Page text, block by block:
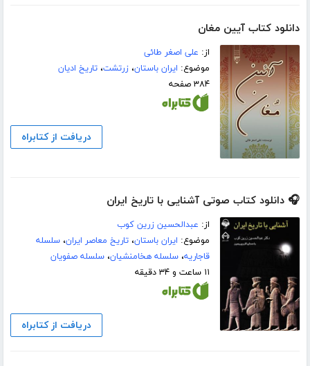
دانلود کتاب آیین مغان
از: علی اصغر طائی
موضوع: ایران باستان،زرتشت،تاریخ ادیان
۳۸۴ صفحه
دریافت از کتابراه
🎧 دانلود کتاب صوتی آشنایی با تاریخ ایران
از: عبدالحسین زرین کوب
موضوع: ایران باستان،تاریخ معاصر ایران،سلسله
قاجاریه،سلسله هخامنشیان،سلسله صفویان
۱۱ ساعت و ۳۴ دقیقه
دریافت از کتابراه